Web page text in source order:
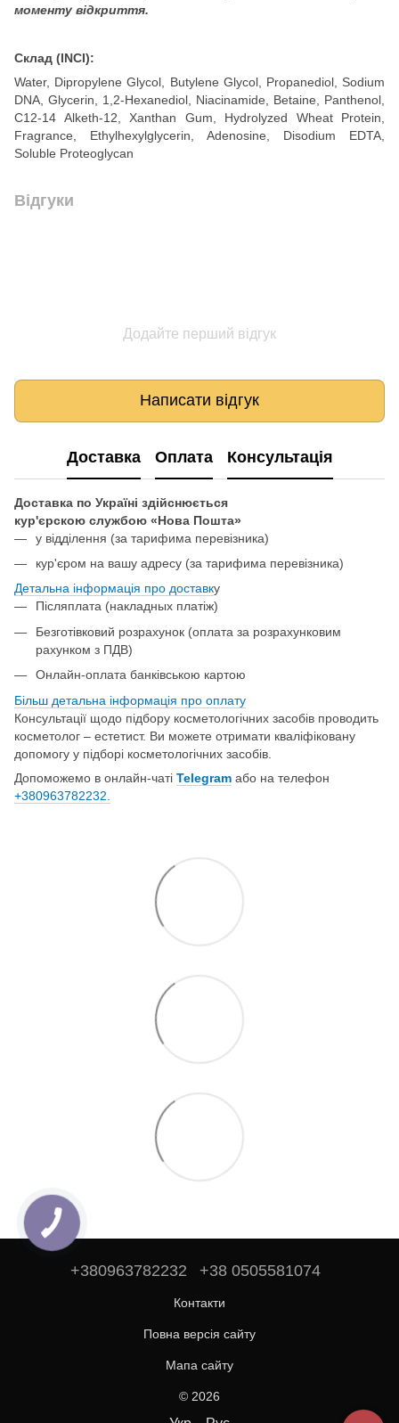
моменту відкриття.
Склад (INCI):
Water, Dipropylene Glycol, Butylene Glycol, Propanediol, Sodium
DNA, Glycerin, 1,2-Hexanediol, Niacinamide, Betaine, Panthenol,
C12-14 Alketh-12, Xanthan Gum, Hydrolyzed Wheat Protein,
Fragrance, Ethylhexylglycerin, Adenosine, Disodium EDTA,
Soluble Proteoglycan
Відгуки
Додайте перший відгук
Написати відгук
Доставка Оплата Консультація
Доставка по Україні здійснюється
кур'єрскою службою «Нова Пошта»
у відділення (за тарифима перевізника)
кур'єром на вашу адресу (за тарифима перевізника)
Детальна інформація про доставку
Післяплата (накладных платіж)
Безготівковий розрахунок (оплата за розрахунковим
рахунком з ПДВ)
Онлайн-оплата банківською картою
Більш детальна інформація про оплату
Консультації щодо підбору косметологічних засобів проводить
косметолог – естетист. Ви можете отримати кваліфіковану
допомогу у підборі косметологічних засобів.
Допоможемо в онлайн-чаті Telegram або на телефон
+380963782232.
+380963782232 +38 0505581074
Контакти
Повна версія сайту
Мапа сайту
© 2026